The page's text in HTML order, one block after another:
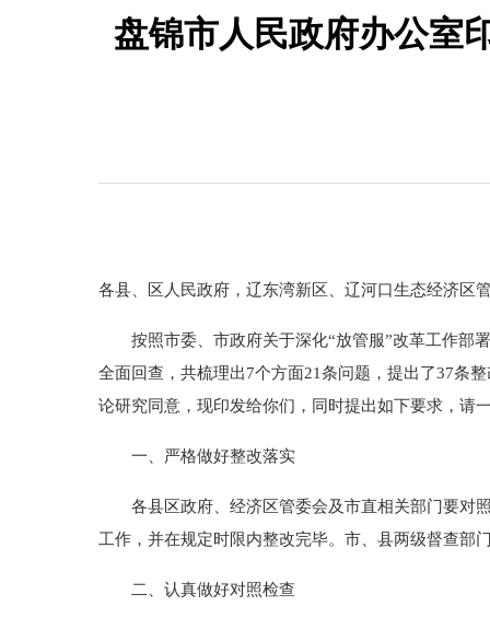
盘锦市人民政府办公室
各县、区人民政府，辽东湾新区、辽河口生态经济区
按照市委、市政府关于深化“放管服”改革工作部署
全面回查，共梳理出7个方面21条问题，提出了37条
论研究同意，现印发给你们，同时提出如下要求，请
一、严格做好整改落实
各县区政府、经济区管委会及市直相关部门要对照
工作，并在规定时限内整改完毕。市、县两级督查部
二、认真做好对照检查